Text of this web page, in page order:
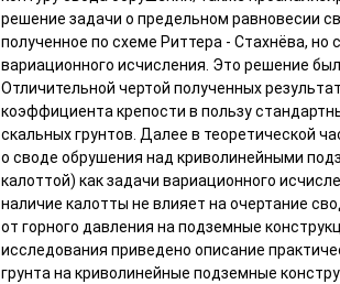
решение задачи о предельном равновесии
полученное по схеме Риттера - Стахнёва,
вариационного исчисления. Это решение
Отличительной чертой полученных
коэффициента крепости в пользу
скальных грунтов. Далее в теоретической
о своде обрушения над криволинейными
калоттой) как задачи вариационного
наличие калотты не влияет на очертание
от горного давления на подземные
исследования приведено описание
грунта на криволинейные подземные